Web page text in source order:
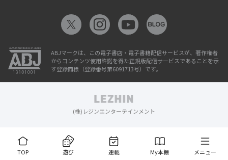
TOP 遊び 連載 My本棚 メニュー
ABJマークは、この電子書店・電子書籍配信サービスが、著作権者
からコンテンツ使用許諾を得た正規版配信サービスであることを示
す登録商標（登録番号第6091713号）です。
(株)レジンエンターテインメント